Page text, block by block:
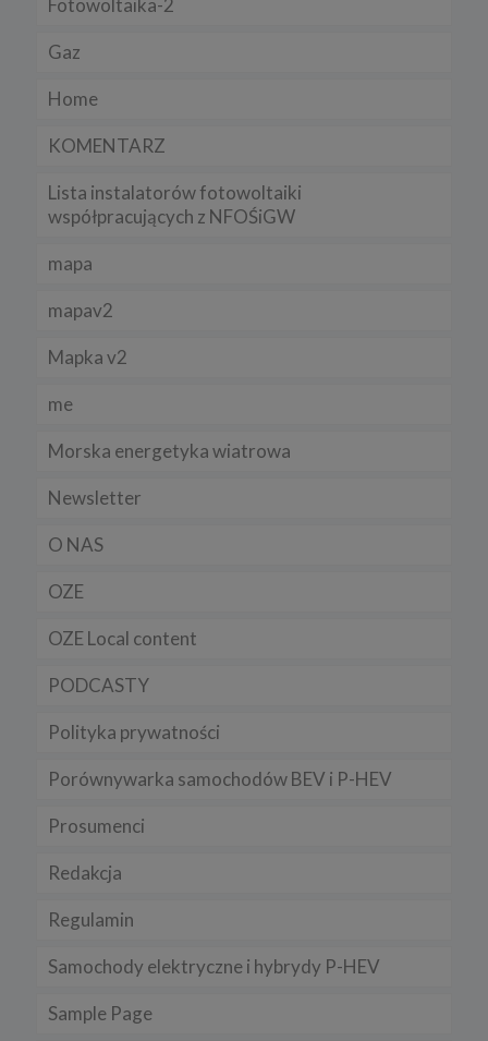
Fotowoltaika-2
Gaz
Home
KOMENTARZ
Lista instalatorów fotowoltaiki
współpracujących z NFOŚiGW
mapa
mapav2
Mapka v2
me
Morska energetyka wiatrowa
Newsletter
O NAS
OZE
OZE Local content
PODCASTY
Polityka prywatności
Porównywarka samochodów BEV i P-HEV
Prosumenci
Redakcja
Regulamin
Samochody elektryczne i hybrydy P-HEV
Sample Page